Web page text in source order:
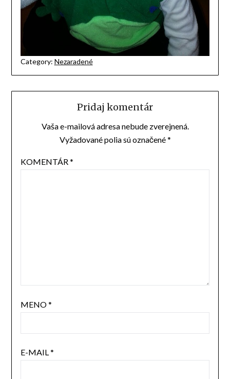
Category: Nezaradené
Pridaj komentár
Vaša e-mailová adresa nebude zverejnená.
Vyžadované polia sú označené*
KOMENTÁR*
MENO*
E-MAIL*